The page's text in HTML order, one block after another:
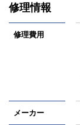
修理情報
修理費用
メーカー